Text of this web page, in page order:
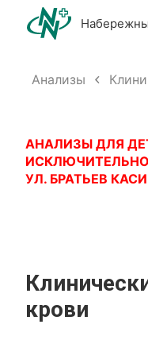
Анализы
АНАЛИЗЫ ДЛЯ
ИСКЛЮЧИТЕЛЬНО
УЛ. БРАТЬЕВ
крови